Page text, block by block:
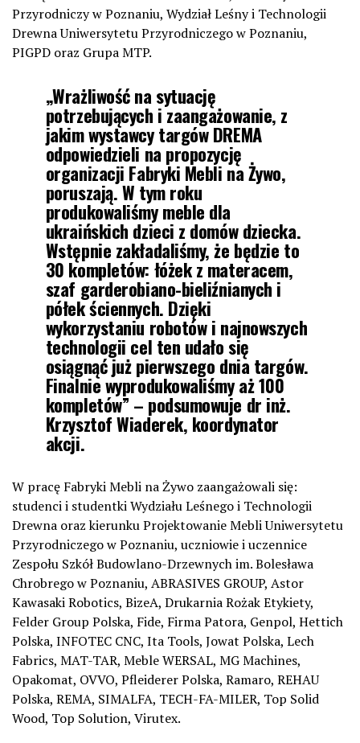
Przyrodniczy w Poznaniu, Wydział Leśny i Technologii
Drewna Uniwersytetu Przyrodniczego w Poznaniu,
PIGPD oraz Grupa MTP.
„Wrażliwość na sytuację
potrzebujących i zaangażowanie, z
jakim wystawcy targów DREMA
odpowiedzieli na propozycję
organizacji Fabryki Mebli na Żywo,
poruszają. W tym roku
produkowaliśmy meble dla
ukraińskich dzieci z domów dziecka.
Wstępnie zakładaliśmy, że będzie to
30 kompletów: łóżek z materacem,
szaf garderobiano-bieliźnianych i
półek ściennych. Dzięki
wykorzystaniu robotów i najnowszych
technologii cel ten udało się
osiągnąć już pierwszego dnia targów.
Finalnie wyprodukowaliśmy aż 100
kompletów” – podsumowuje dr inż.
Krzysztof Wiaderek, koordynator
akcji.
W pracę Fabryki Mebli na Żywo zaangażowali się:
studenci i studentki Wydziału Leśnego i Technologii
Drewna oraz kierunku Projektowanie Mebli Uniwersytetu
Przyrodniczego w Poznaniu, uczniowie i uczennice
Zespołu Szkół Budowlano-Drzewnych im. Bolesława
Chrobrego w Poznaniu, ABRASIVES GROUP, Astor
Kawasaki Robotics, BizeA, Drukarnia Rożak Etykiety,
Felder Group Polska, Fide, Firma Patora, Genpol, Hettich
Polska, INFOTEC CNC, Ita Tools, Jowat Polska, Lech
Fabrics, MAT-TAR, Meble WERSAL, MG Machines,
Opakomat, OVVO, Pfleiderer Polska, Ramaro, REHAU
Polska, REMA, SIMALFA, TECH-FA-MILER, Top Solid
Wood, Top Solution, Virutex.